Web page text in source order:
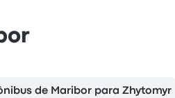
de Maribor para Zhytomyr